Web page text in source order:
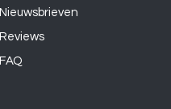
Nieuwsbrieven
Reviews
FAQ